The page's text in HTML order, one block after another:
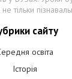
тільки
сайту
освіта
Історія